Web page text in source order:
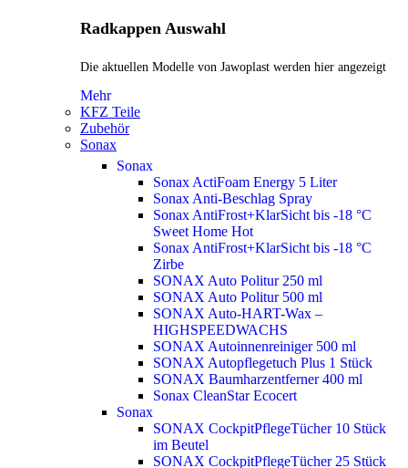
Radkappen Auswahl
Die aktuellen Modelle von Jawoplast werden hier angezeigt
Mehr
KFZ Teile
Zubehör
Sonax
Sonax
Sonax ActiFoam Energy 5 Liter
Sonax Anti-Beschlag Spray
Sonax AntiFrost+KlarSicht bis -18 °C
Sweet Home Hot
Sonax AntiFrost+KlarSicht bis -18 °C
Zirbe
SONAX Auto Politur 250 ml
SONAX Auto Politur 500 ml
SONAX Auto-HART-Wax –
HIGHSPEEDWACHS
SONAX Autoinnenreiniger 500 ml
SONAX Autopflegetuch Plus 1 Stück
SONAX Baumharzentferner 400 ml
Sonax CleanStar Ecocert
Sonax
SONAX CockpitPflegeTücher 10 Stück
im Beutel
SONAX CockpitPflegeTücher 25 Stück